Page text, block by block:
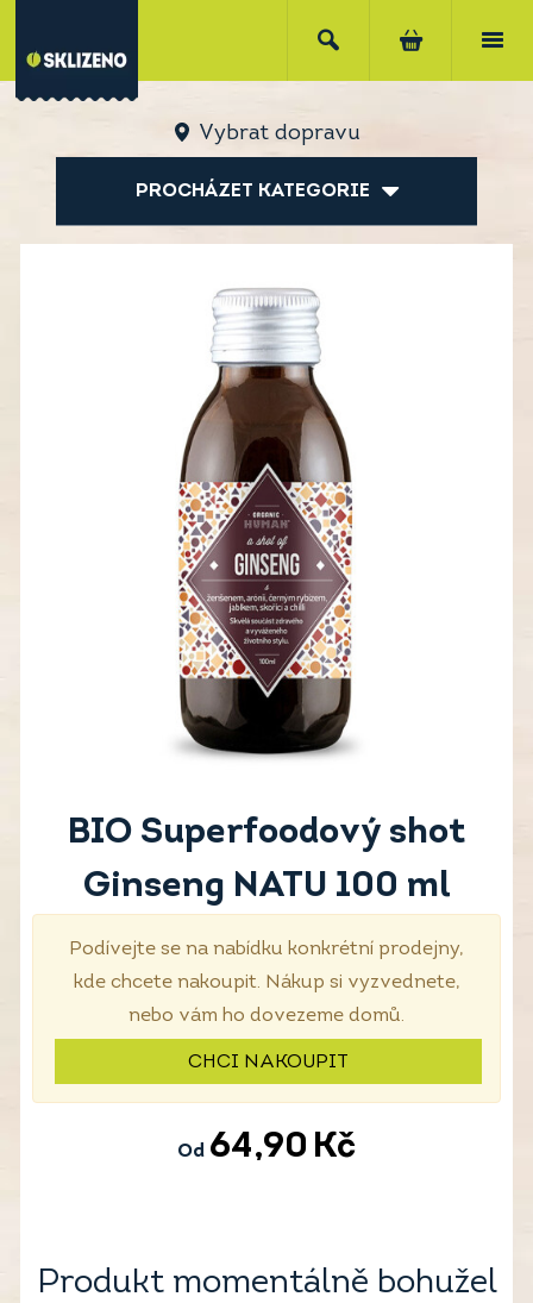
Vybrat dopravu
PROCHÁZET KATEGORIE
BIO Superfoodový shot
Ginseng NATU 100 ml
Podívejte se na nabídku konkrétní prodejny,
kde chcete nakoupit. Nákup si vyzvednete,
nebo vám ho dovezeme domů.
CHCI NAKOUPIT
Od 64,90 Kč
Produkt momentálně bohužel